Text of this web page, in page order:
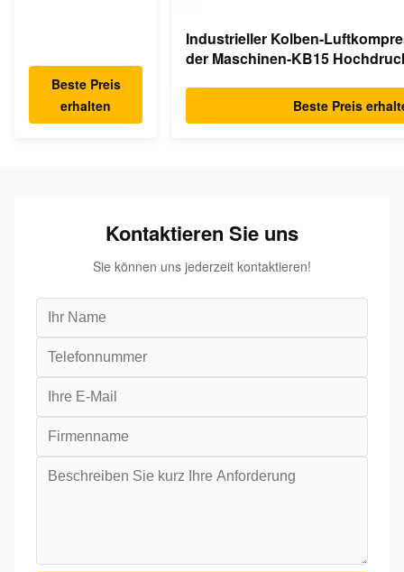
Beste Preis
erhalten
Industrieller Kolben-
der Maschinen-KB15
Beste Preis
Kontaktieren Sie uns
Sie können uns jederzeit kontaktieren!